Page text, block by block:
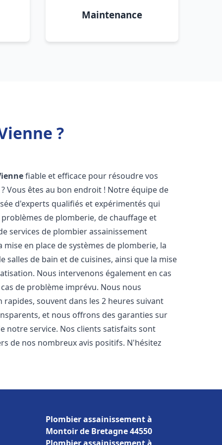
Maintenance
?
fiable et efficace pour résoudre vos
Vous êtes au bon endroit ! Notre équipe de
d'experts qualifiés et expérimentés qui
de plomberie, de chauffage et
services de plombier assainissement
en place de systèmes de plomberie, la
de bain et de cuisines, ainsi que la mise
Nous intervenons également en cas
de problème imprévu. Nous nous
souvent dans les 2 heures suivant
et nous offrons des garanties sur
notre service. Nos clients satisfaits sont
de nos nombreux avis positifs. N'hésitez
Plombier assainissement à
Montoir de Bretagne 44550